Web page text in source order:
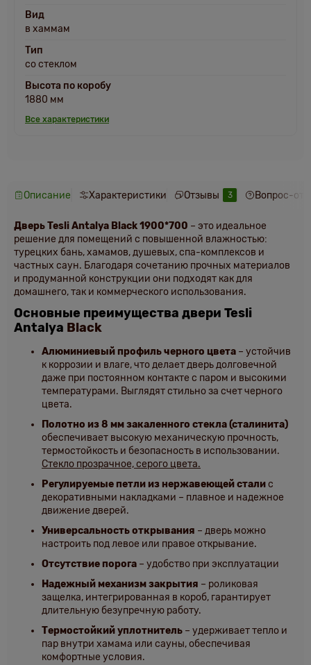
Вид
в хаммам
Тип
со стеклом
Высота по коробу
1880 мм
Все характеристики
Описание Характеристики Отзывы 3 Вопрос-
Дверь Tesli Antalya Black 1900*700 – это идеальное
решение для помещений с повышенной влажностью:
турецких бань, хамамов, душевых, спа-комплексов и
частных саун. Благодаря сочетанию прочных материалов
и продуманной конструкции они подходят как для
домашнего, так и коммерческого использования.
Основные преимущества двери Tesli
Antalya Black
Алюминиевый профиль черного цвета – устойчив
к коррозии и влаге, что делает дверь долговечной
даже при постоянном контакте с паром и высокими
температурами. Выглядят стильно за счет черного
цвета.
Полотно из 8 мм закаленного стекла (сталинита)
обеспечивает высокую механическую прочность,
термостойкость и безопасность в использовании.
Стекло прозрачное, серого цвета.
Регулируемые петли из нержавеющей сталис
декоративными накладками – плавное и надежное
движение дверей.
Универсальность открывания – дверь можно
настроить под левое или правое открывание.
Отсутствие порога – удобство при эксплуатации
Надежный механизм закрытия – роликовая
защелка, интегрированная в короб, гарантирует
длительную безупречную работу.
Термостойкий уплотнитель – удерживает тепло и
пар внутри хамама или сауны, обеспечивая
комфортные условия.